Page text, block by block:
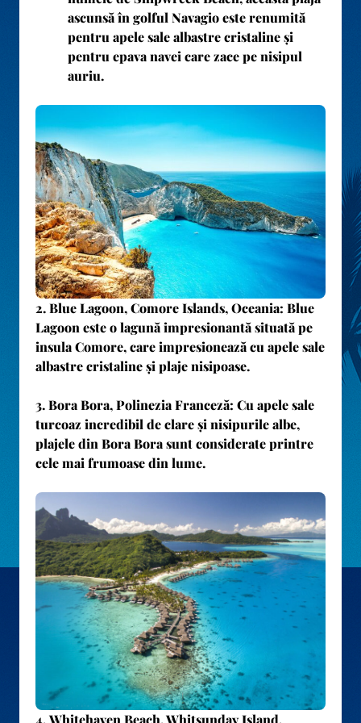
ascunsă în golful Navagio este renumită
pentru apele sale albastre cristaline și
pentru epava navei care zace pe nisipul
auriu.
2.Blue Lagoon, Comore Islands, Oceania: Blue
Lagoon este o lagună impresionantă situată pe
insula Comore, care impresionează cu apele sale
albastre cristaline și plaje nisipoase.
3.Bora Bora, Polinezia Franceză: Cu apele sale
turcoaz incredibil de clare și nisipurile albe,
plajele din Bora Bora sunt considerate printre
cele mai frumoase din lume.
4.Whitehaven Beach, Whitsunday Island,